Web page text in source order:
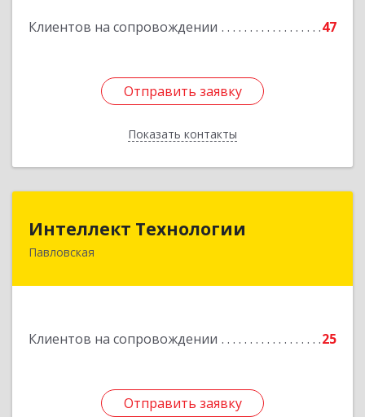
Клиентов на сопровождении 47
Отправить заявку
Показать контакты
Отправить заявку
Назад
Интеллект Технологии
Павловская
Клиентов на сопровождении 25
Отправить заявку
352040, Краснодарский край, Павловский р-н,
Отправить заявку